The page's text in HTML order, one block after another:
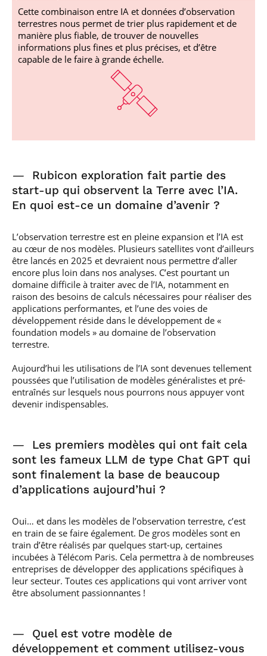
Cette combinaison entre IA et données d’observation
terrestres nous permet de trier plus rapidement et de
manière plus fiable, de trouver de nouvelles
informations plus fines et plus précises, et d’être
capable de le faire à grande échelle.
—
Rubicon exploration fait partie des
start-up qui observent la Terre avec l’IA.
En quoi est-ce un domaine d’avenir ?
L’observation terrestre est en pleine expansion et l’IA est
au cœur de nos modèles. Plusieurs satellites vont d’ailleurs
être lancés en 2025 et devraient nous permettre d’aller
encore plus loin dans nos analyses. C’est pourtant un
domaine difficile à traiter avec de l’IA, notamment en
raison des besoins de calculs nécessaires pour réaliser des
applications performantes, et l’une des voies de
développement réside dans le développement de «
foundation models » au domaine de l’observation
terrestre.
Aujourd’hui les utilisations de l’IA sont devenues tellement
poussées que l’utilisation de modèles généralistes et pré-
entraînés sur lesquels nous pourrons nous appuyer vont
devenir indispensables.
—
Les premiers modèles qui ont fait cela
sont les fameux LLM de type Chat GPT qui
sont finalement la base de beaucoup
d’applications aujourd’hui ?
Oui… et dans les modèles de l’observation terrestre, c’est
en train de se faire également. De gros modèles sont en
train d’être réalisés par quelques start-up, certaines
incubées à Télécom Paris. Cela permettra à de nombreuses
entreprises de développer des applications spécifiques à
leur secteur. Toutes ces applications qui vont arriver vont
être absolument passionnantes !
—
Quel est votre modèle de
développement et comment utilisez-vous